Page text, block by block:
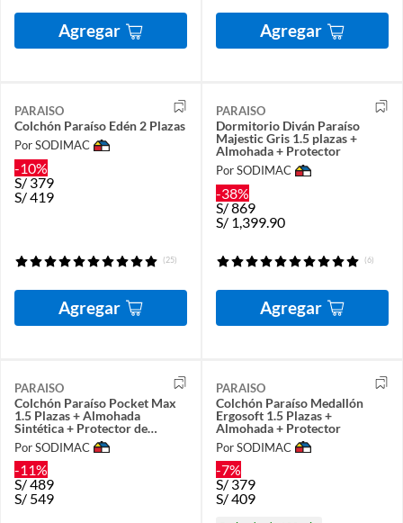
Agregar Agregar
PARAISO
Colchón Paraíso Edén 2 Plazas
Por SODIMAC
-10%
S/379
S/419
(25)
Agregar
PARAISO
Dormitorio Diván Paraíso
Majestic Gris 1.5 plazas +
Almohada + Protector
Por SODIMAC
-38%
S/869
S/ 1,399.90
(6)
Agregar
PARAISO
Colchón Paraíso Pocket Max
1.5 Plazas + Almohada
Sintética + Protector de
colchón
Por SODIMAC
-11%
S/489
S/ 549
PARAISO
Colchón Paraíso Medallón
Ergosoft 1.5 Plazas +
Almohada + Protector
Por SODIMAC
-7%
S/ 379
S/409